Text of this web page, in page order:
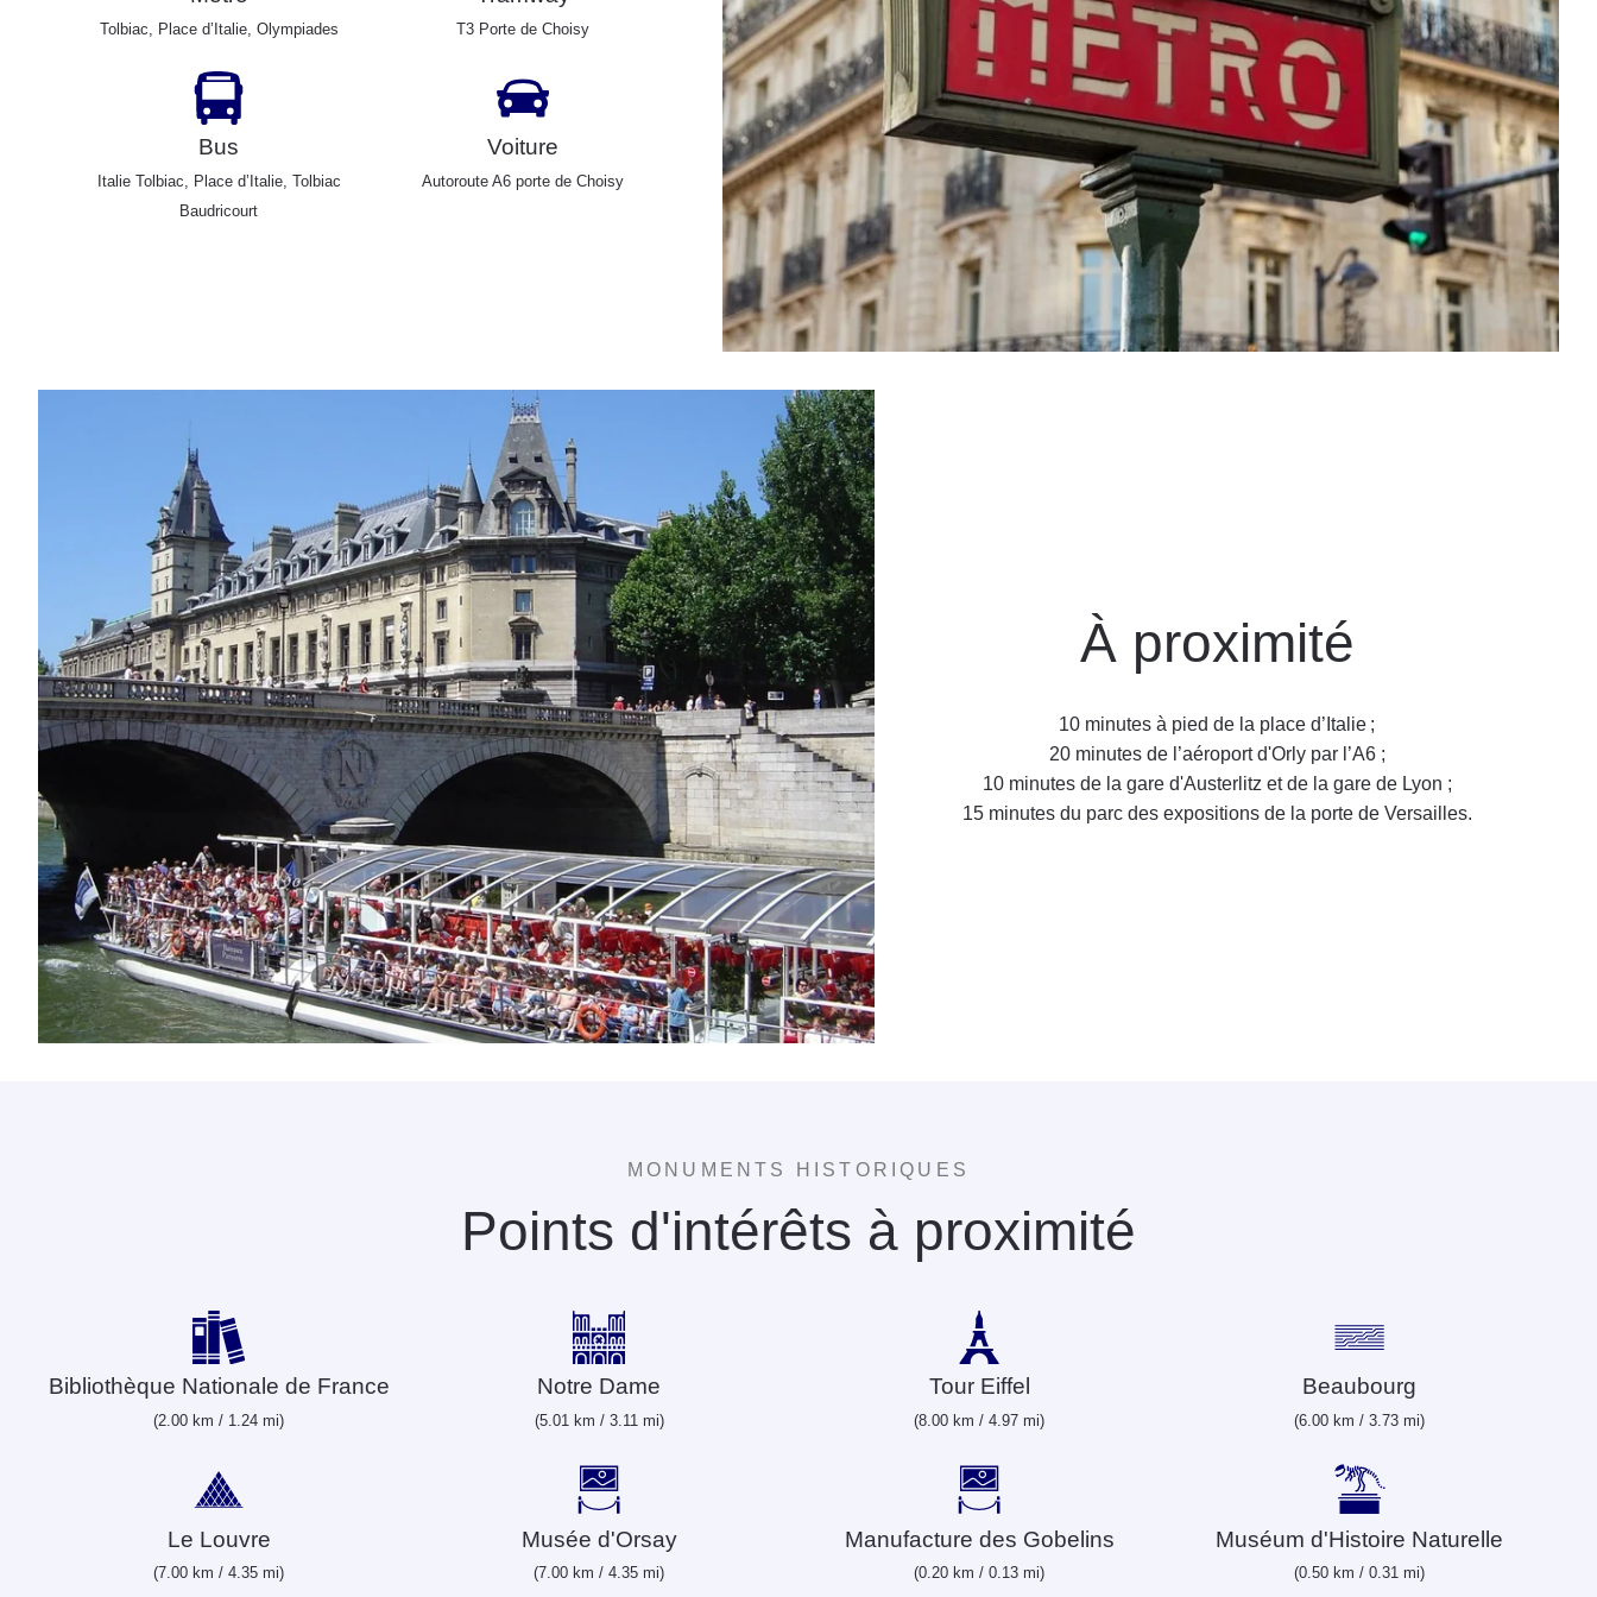
Tolbiac, Place d’Italie, Olympiades T3 Porte de Choisy
Bus
Italie Tolbiac, Place d’Italie, Tolbiac
Baudricourt
Voiture
Autoroute A6 porte de Choisy
À proximité
10 minutes à pied de la place d’Italie ;
20 minutes de l’aéroport d'Orly par l’A6 ;
10 minutes de la gare d'Austerlitz et de la gare de Lyon ;
15 minutes du parc des expositions de la porte de Versailles.
MONUMENTS HISTORIQUES
Points d'intérêts à proximité
Bibliothèque Nationale de France
(2.00 km / 1.24 mi)
Notre Dame
(5.01 km / 3.11 mi)
Tour Eiffel
(8.00 km / 4.97 mi)
Beaubourg
(6.00 km / 3.73 mi)
Le Louvre
(7.00 km / 4.35 mi)
Musée d'Orsay
(7.00 km / 4.35 mi)
Manufacture des Gobelins
(0.20 km / 0.13 mi)
Muséum d'Histoire Naturelle
(0.50 km / 0.31 mi)